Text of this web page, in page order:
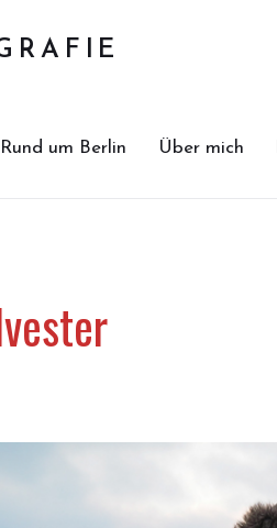
Rund um Berlin Über mich